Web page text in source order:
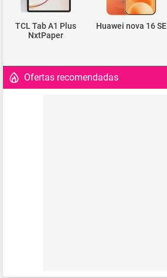
TCL Tab A1 Plus
NxtPaper
Huawei nova 16 SE
Ofertas recomendadas